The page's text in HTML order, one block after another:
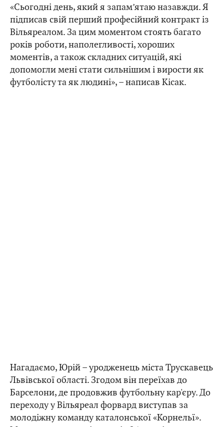
«Сьогодні день, який я запам’ятаю назавжди. Я
підписав свій перший професійний контракт із
Вільяреалом. За цим моментом стоять багато
років роботи, наполегливості, хороших
моментів, а також складних ситуацій, які
допомогли мені стати сильнішим і вирости як
футболісту та як людині», – написав Кісак.
Нагадаємо, Юрій – уродженець міста Трускавець
Львівської області. Згодом він переїхав до
Барселони, де продовжив футбольну кар'єру. До
переходу у Вільяреал форвард виступав за
молодіжну команду каталонської «Корнельї».